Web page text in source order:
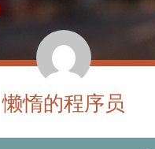
懒惰的程序员